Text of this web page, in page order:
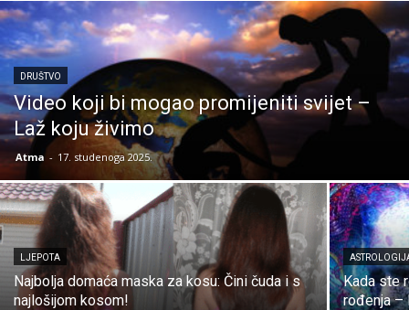
DRUŠTVO
Video koji bi mogao promijeniti svijet –
Laž koju živimo
Atma - 17. studenoga 2025.
LJEPOTA
Najbolja domaća maska za kosu: Čini čuda i s
najlošijom kosom!
Kada ste
rođenja –